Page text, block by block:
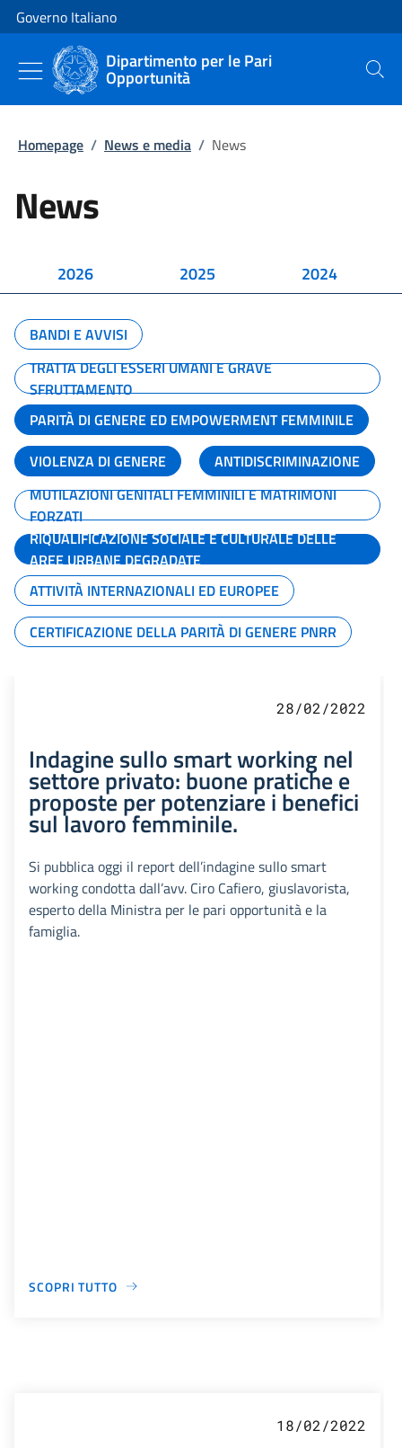
Vai al contenuto
Vai alla navigazione del sito
Governo Italiano
Dipartimento per le Pari
Opportunità Cerca
Homepage / News e media / News
News
2026 2025 2024
BANDI E AVVISI
TRATTA DEGLI ESSERI UMANI E GRAVE
SFRUTTAMENTO
PARITÀ DI GENERE ED EMPOWERMENT FEMMINILE
VIOLENZA DI GENERE
ANTIDISCRIMINAZIONE
MUTILAZIONI GENITALI FEMMINILI E MATRIMONI
FORZATI
RIQUALIFICAZIONE SOCIALE E CULTURALE DELLE
AREE URBANE DEGRADATE
ATTIVITÀ INTERNAZIONALI ED EUROPEE
CERTIFICAZIONE DELLA PARITÀ DI GENERE PNRR
28/02/2022
Indagine sullo smart working nel
settore privato: buone pratiche e
proposte per potenziare i benefici
sul lavoro femminile.
Si pubblica oggi il report dell’indagine sullo smart
working condotta dall’avv. Ciro Cafiero, giuslavorista,
esperto della Ministra per le pari opportunità e la
famiglia.
SCOPRI TUTTO
18/02/2022